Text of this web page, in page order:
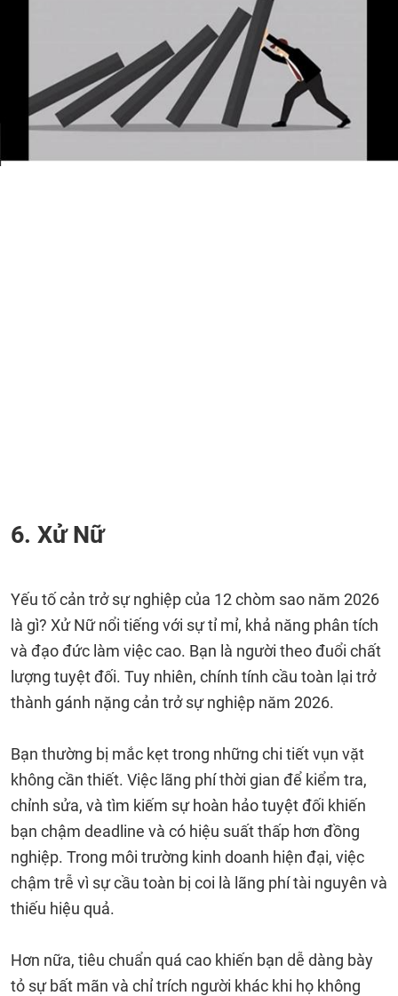
6. Xử Nữ
Yếu tố cản trở sự nghiệp của 12 chòm sao năm 2026
là gì? Xử Nữ nổi tiếng với sự tỉ mỉ, khả năng phân tích
và đạo đức làm việc cao. Bạn là người theo đuổi chất
lượng tuyệt đối. Tuy nhiên, chính tính cầu toàn lại trở
thành gánh nặng cản trở sự nghiệp năm 2026.
Bạn thường bị mắc kẹt trong những chi tiết vụn vặt
không cần thiết. Việc lãng phí thời gian để kiểm tra,
chỉnh sửa, và tìm kiếm sự hoàn hảo tuyệt đối khiến
bạn chậm deadline và có hiệu suất thấp hơn đồng
nghiệp. Trong môi trường kinh doanh hiện đại, việc
chậm trễ vì sự cầu toàn bị coi là lãng phí tài nguyên và
thiếu hiệu quả.
Hơn nữa, tiêu chuẩn quá cao khiến bạn dễ dàng bày
tỏ sự bất mãn và chỉ trích người khác khi họ không